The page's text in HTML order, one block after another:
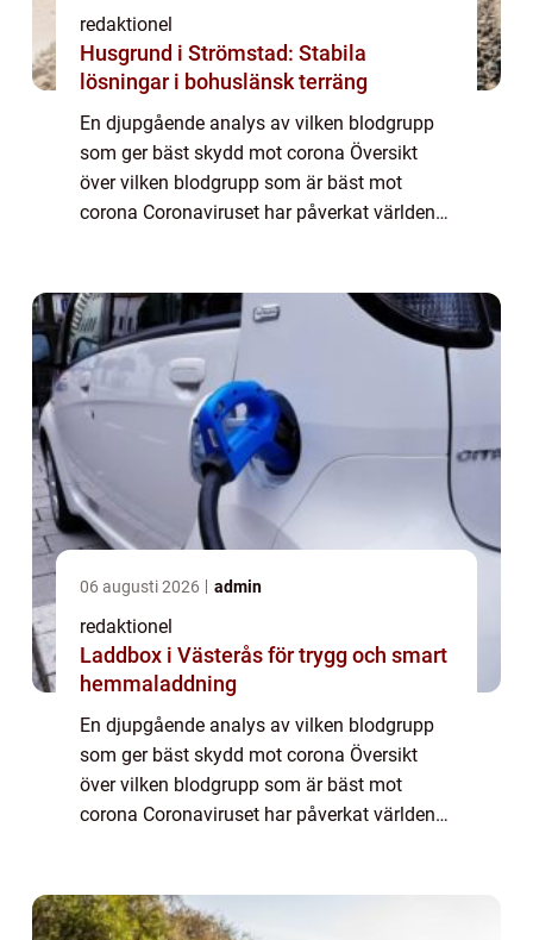
redaktionel
Husgrund i Strömstad: Stabila
lösningar i bohuslänsk terräng
En djupgående analys av vilken blodgrupp
som ger bäst skydd mot corona Översikt
över vilken blodgrupp som är bäst mot
corona Coronaviruset har påverkat världen
medicins...
06 augusti 2026 admin
redaktionel
Laddbox i Västerås för trygg och smart
hemmaladdning
En djupgående analys av vilken blodgrupp
som ger bäst skydd mot corona Översikt
över vilken blodgrupp som är bäst mot
corona Coronaviruset har påverkat världen
medicins...